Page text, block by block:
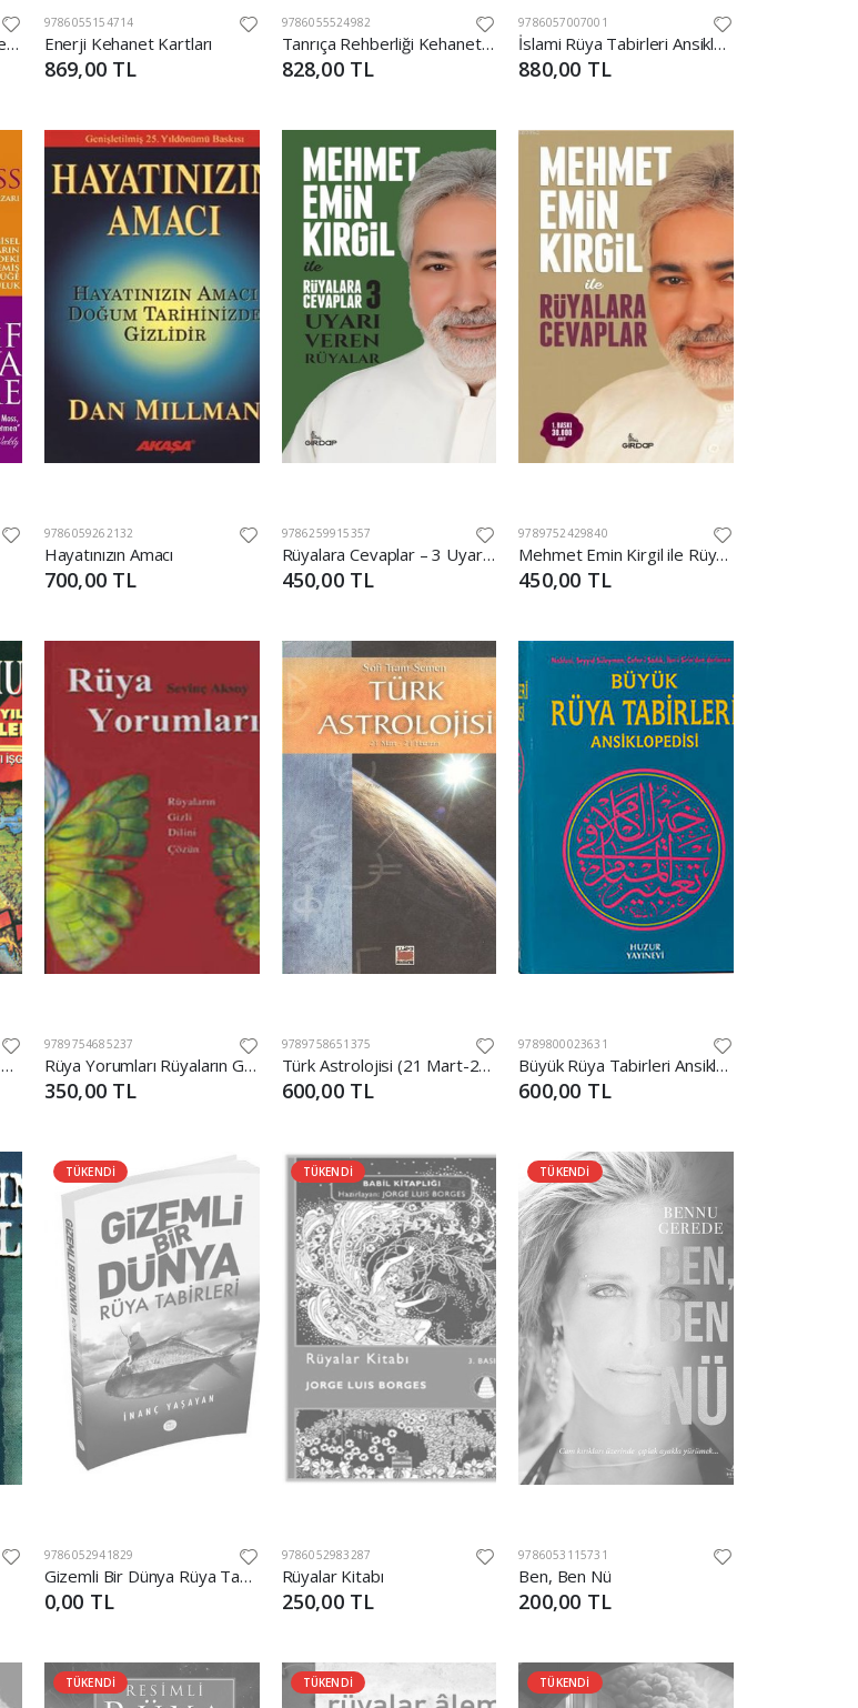
Niçin Uyuruz? Yeni Uyku ve Rüya Bilimi
9786055154714
Enerji Kehanet Kartları
869,00 TL
9786055524982
Tanrıça Rehberliği Kehanet Kartları
828,00 TL
9786057007001
İslami Rüya Tabirleri Ansiklopedisi
880,00 TL
9786059262132
Hayatınızın Amacı
700,00 TL
9786259915357
Rüyalara Cevaplar – 3 Uyarı Veren Rüyalar
450,00 TL
9789752429840
Mehmet Emin Kirgil ile Rüyalara Cevaplar
450,00 TL
Nostradamus Gelecek Elli Yılın Kehanetleri
9789754685237
Rüya Yorumları Rüyaların Gizli Dilini Çözün
350,00 TL
9789758651375
Türk Astrolojisi (21 Mart-21 Haziran)
600,00 TL
9789800023631
Büyük Rüya Tabirleri Ansiklopedisi (Ciltli)
600,00 TL
TÜKENDİ
9786052941829
Gizemli Bir Dünya Rüya Tabirleri
0,00 TL
TÜKENDİ
9786052983287
Rüyalar Kitabı
250,00 TL
TÜKENDİ
9786053115731
Ben, Ben Nü
200,00 TL
TÜKENDİ TÜKENDİ TÜKENDİ